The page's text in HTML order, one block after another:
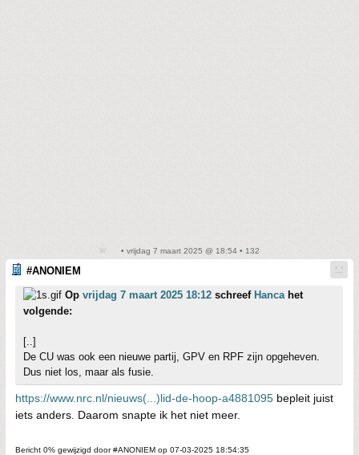
• vrijdag 7 maart 2025 @ 18:54 • 132
#ANONIEM
Op vrijdag 7 maart 2025 18:12 schreef Hancahet
volgende:
[..]
De CU was ook een nieuwe partij, GPV en RPF zijn opgeheven.
Dus niet los, maar als fusie.
https://www.nrc.nl/nieuws(...)lid-de-hoop-a4881095 bepleit juist
iets anders. Daarom snapte ik het niet meer.
Bericht 0% gewijzigd door #ANONIEM op 07-03-2025 18:54:35